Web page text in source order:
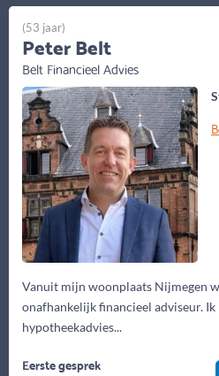
Vanuit mijn woonplaats Nijmegen
onafhankelijk financieel adviseur.
hypotheekadvies...
(53 jaar)
Peter Belt
Belt Financieel Advies
Eerste gesprek